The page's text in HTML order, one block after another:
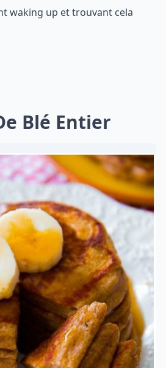
waking up et trouvant cela
Blé Entier